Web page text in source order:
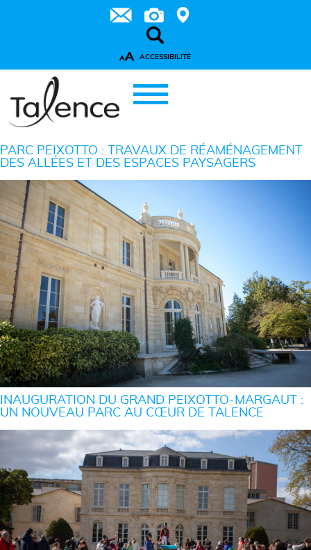
AA ACCESSIBILITÉ
PARC PEIXOTTO : TRAVAUX DE RÉAMÉNAGEMENT
DES ALLÉES ET DES ESPACES PAYSAGERS
INAUGURATION DU GRAND PEIXOTTO-MARGAUT :
UN NOUVEAU PARC AU CŒUR DE TALENCE